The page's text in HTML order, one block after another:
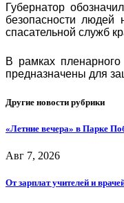
Губернатор
безопасности
спасательной служб
В рамках
предназначены для
Другие новости рубрики
«Летние вечера» в Парке
Авг 7, 2026
От зарплат учителей и